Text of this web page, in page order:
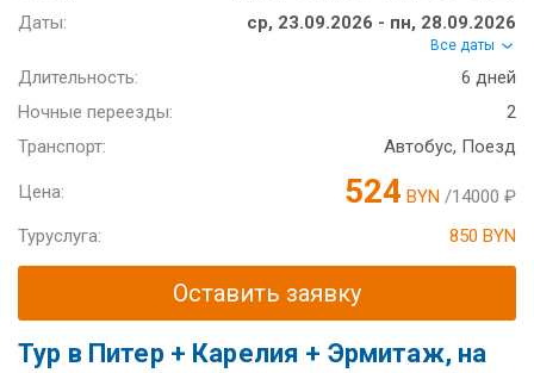
Даты:
ср, 23.09.2026 - пн, 28.09.2026
Все даты
Длительность:
6 дней
Ночные переезды:
2
Транспорт:
Автобус, Поезд
Цена: 524 BYN /14000 ₽
Туруслуга:
850 BYN
Оставить заявку
Тур в Питер + Карелия + Эрмитаж, на